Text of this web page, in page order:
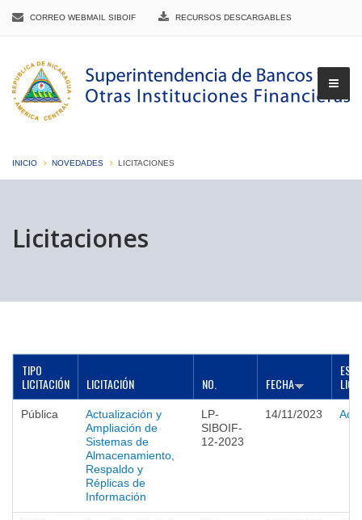
CORREO WEBMAIL SIBOIF RECURSOS DESCARGABLES
▼
INICIO NOVEDADES LICITACIONES
Licitaciones
TIPO
LICITACIÓN
LICITACIÓN NO. FECHA
Pública
Actualización y
Ampliación de
Sistemas de
Almacenamiento,
Respaldo y
Réplicas de
Información
LP-
SIBOIF-
12-2023
14/11/2023